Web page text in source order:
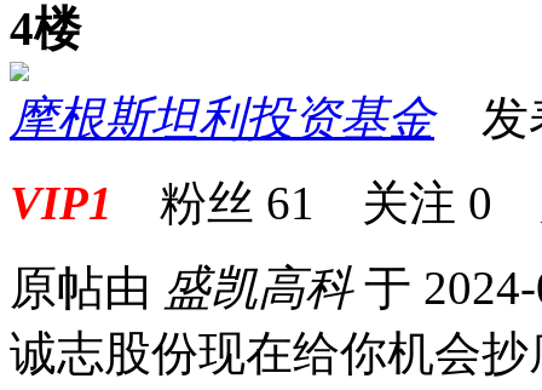
4楼
摩根斯坦利投资基金发
VIP1 粉丝 61 关注 0
原帖由 盛凯高科于
诚志股份现在给你机会